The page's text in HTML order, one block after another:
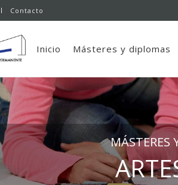
Contacto
Inicio Másteres y diplomas
MÁSTERES